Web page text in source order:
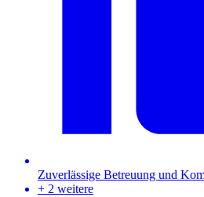
Zuverlässige Betreuung und
+ 2 weitere